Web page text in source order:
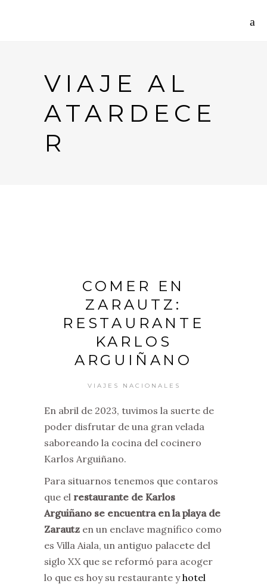
VIAJE AL
ATARDECE
R
COMER EN
ZARAUTZ:
RESTAURANTE
KARLOS
ARGUIÑANO
VIAJES NACIONALES
En abril de 2023, tuvimos la suerte de
poder disfrutar de una gran velada
saboreando la cocina del cocinero
Karlos Arguiñano.
Para situarnos tenemos que contaros
que el restaurante de Karlos
Arguiñano se encuentra en la playa de
Zarautz en un enclave magnífico como
es Villa Aiala, un antiguo palacete del
siglo XX que se reformó para acoger
lo que es hoy su restaurante yhotel